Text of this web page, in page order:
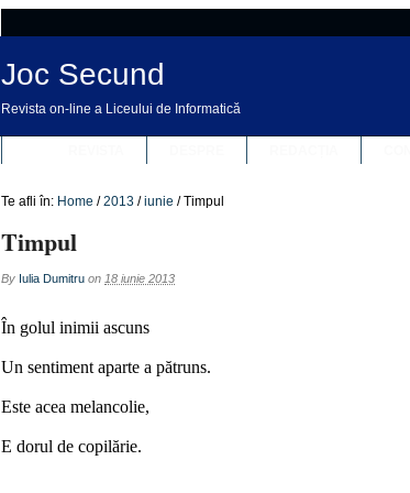
Joc Secund
Revista on-line a Liceului de Informatică
Te afli în: Home / 2013 / iunie / Timpul
Timpul
By Iulia Dumitru on 18 iunie 2013
În golul inimii ascuns
Un sentiment aparte a pătruns.
Este acea melancolie,
E dorul de copilărie.